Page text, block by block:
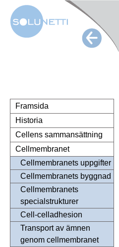
Framsida
Historia
Cellens sammansättning
Cellmembranet
Cellmembranets uppgifter
Cellmembranets byggnad
Cellmembranets
specialstrukturer
Cell-celladhesion
Transport av ämnen
genom cellmembranet